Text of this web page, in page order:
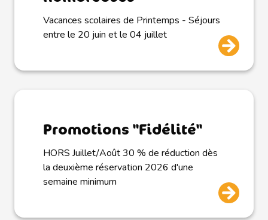
Vacances scolaires de Printemps - Séjours
entre le 20 juin et le 04 juillet
Promotions "Fidélité"
HORS Juillet/Août 30 % de réduction dès
la deuxième réservation 2026 d'une
semaine minimum